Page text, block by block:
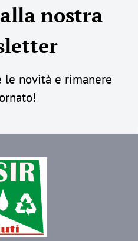
alla nostra
le novità e rimanere